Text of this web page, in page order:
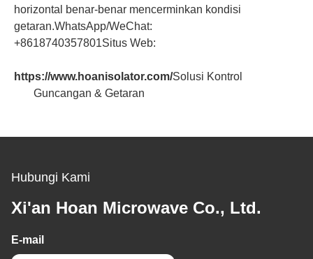
horizontal benar-benar mencerminkan kondisi
getaran.WhatsApp/WeChat:
+8618740357801Situs Web:
https://www.hoanisolator.com/Solusi Kontrol
Guncangan & Getaran
Hubungi Kami
Xi'an Hoan Microwave Co., Ltd.
E-mail